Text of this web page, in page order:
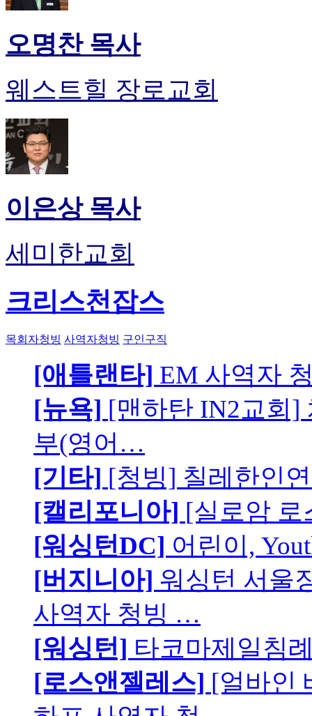
오명찬 목사
웨스트힐 장로교회
이은상 목사
세미한교회
크리스천잡스
목회자청빙 사역자청빙 구인구직
[애틀랜타] EM 사역자
[뉴욕] [맨하탄 IN2교회]
부(영어…
[기타] [청빙] 칠레한인
[캘리포니아] [실로암 로
[워싱턴DC] 어린이,
[버지니아] 워싱턴 서울
사역자 청빙 …
[워싱턴] 타코마제일침
[로스앤젤레스] [얼바인